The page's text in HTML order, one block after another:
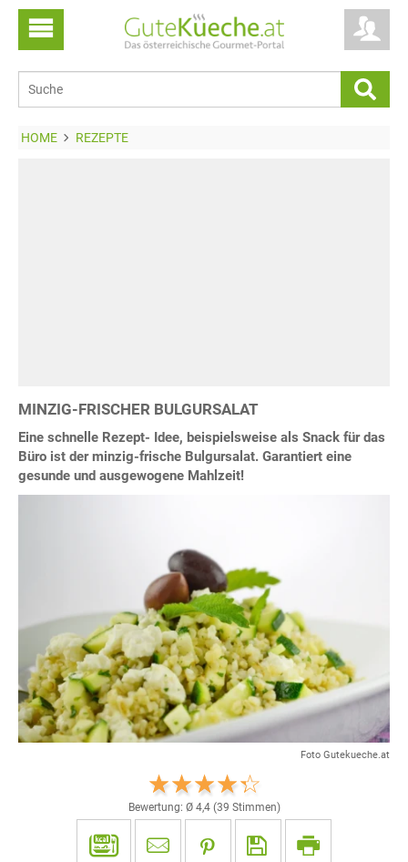
HOME REZEPTE
MINZIG-FRISCHER BULGURSALAT
Eine schnelle Rezept- Idee, beispielsweise als Snack für das
Büro ist der minzig-frische Bulgursalat. Garantiert eine
gesunde und ausgewogene Mahlzeit!
Foto Gutekueche.at
Bewertung: Ø 4,4(39 Stimmen)